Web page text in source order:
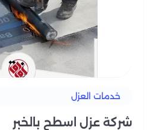
خدمات العزل
شركة عزل اسطح بالخبر